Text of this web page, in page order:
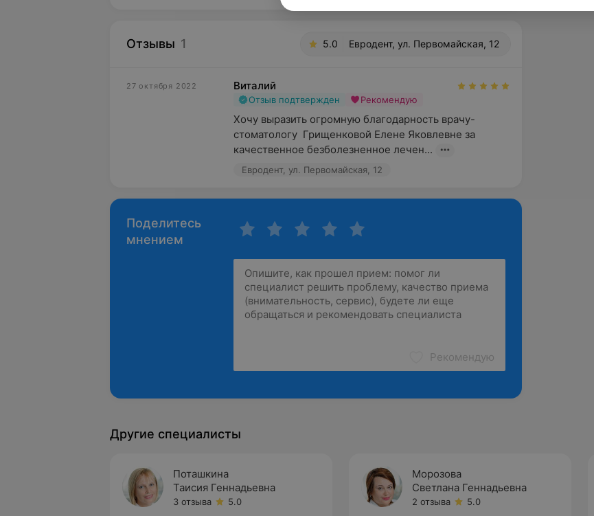
Отзывы 1 5.0 Евродент, ул. Первомайская, 12
27 октября 2022 Виталий
Отзыв подтвержден Рекомендую
Хочу выразить огромную благодарность врачу-
стоматологу  Грищенковой Елене Яковлевне за
качественное безболезненное лечен...
Евродент, ул. Первомайская, 12
Поделитесь
мнением
Рекомендую
Другие специалисты
Поташкина
Таисия Геннадьевна
3 отзыва
5.0
Морозова
Светлана Геннадьевна
2 отзыва
5.0